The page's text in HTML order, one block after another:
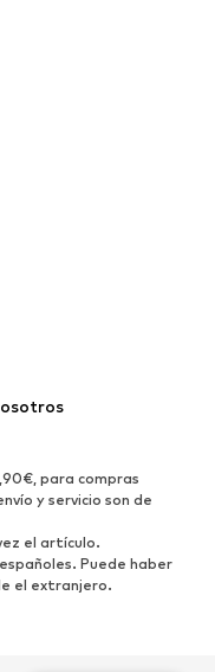
y punto
para compras
y servicio son de
el artículo.
Puede haber
el extranjero.